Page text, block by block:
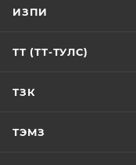
ИЗПИ
ТТ (ТТ-ТУЛС)
ТЗК
ТЭМЗ